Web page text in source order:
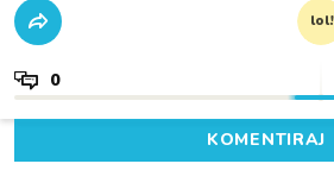
lol!
0
KOMENTIRAJ